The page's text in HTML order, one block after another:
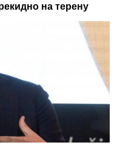
на терену